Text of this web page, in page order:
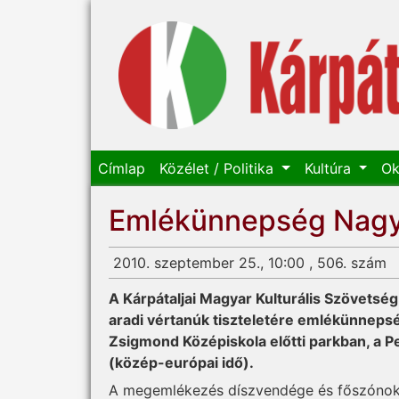
Címlap Közélet / Politika Kultúra
Emlékünnepség
2010. szeptember 25., 10:00 , 506. szám
A Kárpátaljai Magyar Kulturális
aradi vértanúk tiszteletére
Zsigmond Középiskola előtti parkban, a
(közép-európai idő).
A megemlékezés díszvendége és